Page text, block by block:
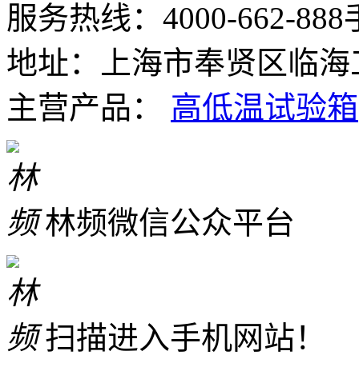
服务热线：4000-662-888
地址：上海市奉贤区临
主营产品： 高低温试验箱
林频微信公众平台
扫描进入手机网站！